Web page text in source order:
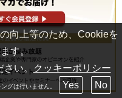
フォロー
向上等のため、Cookieを
す。
い。 クッキーポリシー
グは行いません。 Yes No